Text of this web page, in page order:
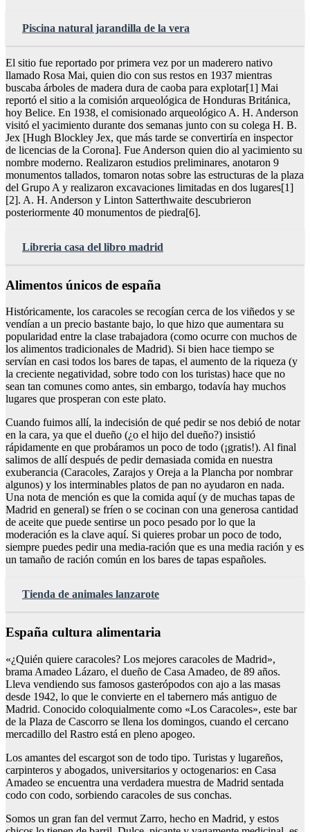
Piscina natural jarandilla de la vera
El sitio fue reportado por primera vez por un maderero nativo
llamado Rosa Mai, quien dio con sus restos en 1937 mientras
buscaba árboles de madera dura de caoba para explotar[1] Mai
reportó el sitio a la comisión arqueológica de Honduras Británica,
hoy Belice. En 1938, el comisionado arqueológico A. H. Anderson
visitó el yacimiento durante dos semanas junto con su colega H. B.
Jex [Hugh Blockley Jex, que más tarde se convertiría en inspector
de licencias de la Corona]. Fue Anderson quien dio al yacimiento su
nombre moderno. Realizaron estudios preliminares, anotaron 9
monumentos tallados, tomaron notas sobre las estructuras de la plaza
del Grupo A y realizaron excavaciones limitadas en dos lugares[1]
[2]. A. H. Anderson y Linton Satterthwaite descubrieron
posteriormente 40 monumentos de piedra[6].
Libreria casa del libro madrid
Alimentos únicos de españa
Históricamente, los caracoles se recogían cerca de los viñedos y se
vendían a un precio bastante bajo, lo que hizo que aumentara su
popularidad entre la clase trabajadora (como ocurre con muchos de
los alimentos tradicionales de Madrid). Si bien hace tiempo se
servían en casi todos los bares de tapas, el aumento de la riqueza (y
la creciente negatividad, sobre todo con los turistas) hace que no
sean tan comunes como antes, sin embargo, todavía hay muchos
lugares que prosperan con este plato.
Cuando fuimos allí, la indecisión de qué pedir se nos debió de notar
en la cara, ya que el dueño (¿o el hijo del dueño?) insistió
rápidamente en que probáramos un poco de todo (¡gratis!). Al final
salimos de allí después de pedir demasiada comida en nuestra
exuberancia (Caracoles, Zarajos y Oreja a la Plancha por nombrar
algunos) y los interminables platos de pan no ayudaron en nada.
Una nota de mención es que la comida aquí (y de muchas tapas de
Madrid en general) se fríen o se cocinan con una generosa cantidad
de aceite que puede sentirse un poco pesado por lo que la
moderación es la clave aquí. Si quieres probar un poco de todo,
siempre puedes pedir una media-ración que es una media ración y es
un tamaño de ración común en los bares de tapas españoles.
Tienda de animales lanzarote
España cultura alimentaria
«¿Quién quiere caracoles? Los mejores caracoles de Madrid»,
brama Amadeo Lázaro, el dueño de Casa Amadeo, de 89 años.
Lleva vendiendo sus famosos gasterópodos con ajo a las masas
desde 1942, lo que le convierte en el tabernero más antiguo de
Madrid. Conocido coloquialmente como «Los Caracoles», este bar
de la Plaza de Cascorro se llena los domingos, cuando el cercano
mercadillo del Rastro está en pleno apogeo.
Los amantes del escargot son de todo tipo. Turistas y lugareños,
carpinteros y abogados, universitarios y octogenarios: en Casa
Amadeo se encuentra una verdadera muestra de Madrid sentada
codo con codo, sorbiendo caracoles de sus conchas.
Somos un gran fan del vermut Zarro, hecho en Madrid, y estos